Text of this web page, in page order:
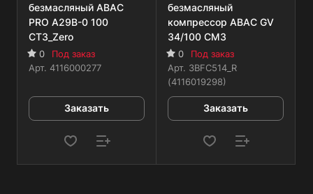
безмасляный ABAC
PRO A29B-0 100
CT3_Zero
0
Под заказ
Арт. 4116000277
Заказать
безмасляный
компрессор ABAC GV
34/100 CM3
0
Под заказ
Арт. 3BFC514_R
(4116019298)
Заказать